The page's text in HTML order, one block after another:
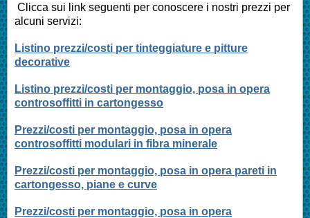
Clicca sui link seguenti per conoscere i nostri prezzi per
alcuni servizi:
Listino prezzi/costi per tinteggiature e pitture
decorative
Listino prezzi/costi per montaggio, posa in opera
controsoffitti in cartongesso
Prezzi/costi per montaggio, posa in opera
controsoffitti modulari in fibra minerale
Prezzi/costi per montaggio, posa in opera pareti in
cartongesso, piane e curve
Prezzi/costi per montaggio, posa in opera